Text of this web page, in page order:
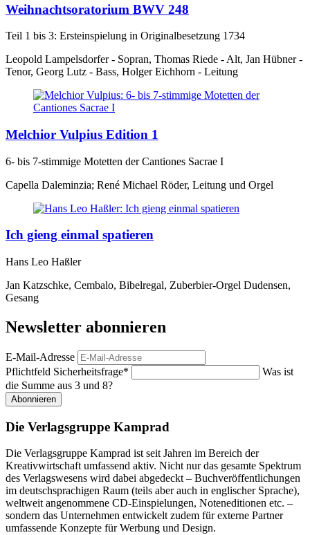
Weihnachtsoratorium BWV 248
Teil 1 bis 3: Ersteinspielung in Originalbesetzung 1734
Leopold Lampelsdorfer - Sopran, Thomas Riede - Alt, Jan Hübner -
Tenor, Georg Lutz - Bass, Holger Eichhorn - Leitung
Melchior Vulpius Edition 1
6- bis 7-stimmige Motetten der Cantiones Sacrae I
Capella Daleminzia; René Michael Röder, Leitung und Orgel
Ich gieng einmal spatieren
Hans Leo Haßler
Jan Katzschke, Cembalo, Bibelregal, Zuberbier-Orgel Dudensen,
Gesang
Newsletter abonnieren
E-Mail-Adresse
Pflichtfeld Sicherheitsfrage*
Was ist
die Summe aus 3 und 8?
Abonnieren
Die Verlagsgruppe Kamprad
Die Verlagsgruppe Kamprad ist seit Jahren im Bereich der
Kreativwirtschaft umfassend aktiv. Nicht nur das gesamte Spektrum
des Verlagswesens wird dabei abgedeckt – Buchveröffentlichungen
im deutschsprachigen Raum (teils aber auch in englischer Sprache),
weltweit angenommene CD-Einspielungen, Noteneditionen etc. –
sondern das Unternehmen entwickelt zudem für externe Partner
umfassende Konzepte für Werbung und Design.